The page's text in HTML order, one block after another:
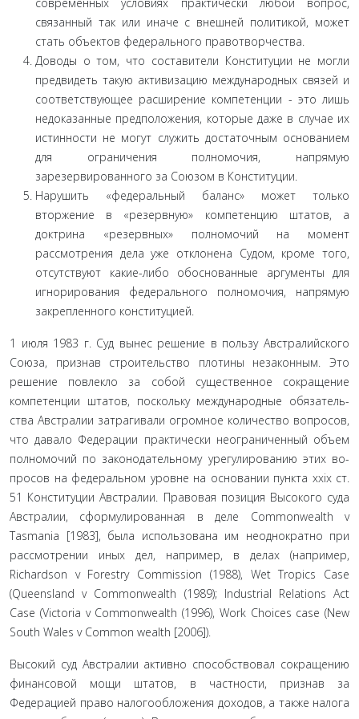
связанный так или иначе с внешней политикой, может
стать объектов феде­рального правотворчества.
Доводы о том, что составители Конституции не мог­ли
предвидеть такую активизацию международных связей и
соответствующее расширение компетенции - это лишь
недоказанные предположения, которые даже в случае их
истинности не могут служить достаточным основанием
для ограничения полномочия, напрямую
зарезервированного за Союзом в Конституции.
Нарушить «федеральный баланс» может только
вторжение в «резервную» компетенцию штатов, а
доктри­на «резервных» полномочий на момент
рассмотрения дела уже отклонена Судом, кроме того,
отсутствуют какие-либо обоснованные аргументы для
игнорирования федерального полномочия, напрямую
закрепленного конституцией.
1 июля 1983 г. Суд вынес решение в пользу Австралий­ского
Союза, признав строительство плотины незаконным. Это
решение повлекло за собой существенное сокращение
компетенции штатов, поскольку международные обязатель­
ства Австралии затрагивали огромное количество вопросов,
что давало Федерации практически неограниченный объем
полномочий по законодательному урегулированию этих во­
просов на федеральном уровне на основании пункта xxix ст.
51 Конституции Австралии. Правовая позиция Высокого суда
Австралии, сформулированная в деле Commonwealth v
Tasmania [1983], была использована им неоднократно при
рассмотрении иных дел, например, в делах (например,
Richardson v Forestry Commission (1988), Wet Tropics Case
(Queensland v Commonwealth (1989); Industrial Relations Act
Case (Victoria v Commonwealth (1996), Work Choices case (New
South Wales v Common wealth [2006]).
Высокий суд Австралии активно способствовал сокра­щению
финансовой мощи штатов, в частности, признав за
Федерацией право налогообложения доходов, а также налога